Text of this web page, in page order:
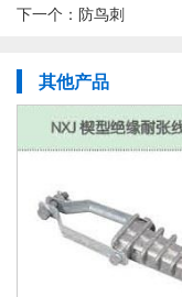
下一个： 防鸟刺
其他产品